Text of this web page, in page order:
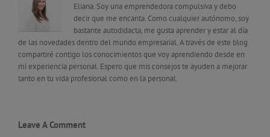
Eliana. Soy una emprendedora compulsiva y debo
decir que me encanta. Como cualquier autónomo, soy
bastante autodidacta, me gusta aprender y estar al día
de las novedades dentro del mundo empresarial. A través de este blog
compartiré contigo los conocimientos que voy aprendiendo desde en
mi experiencia personal. Espero que mis consejos te ayuden a mejorar
tanto en tu vida profesional como en la personal.
Leave A Comment